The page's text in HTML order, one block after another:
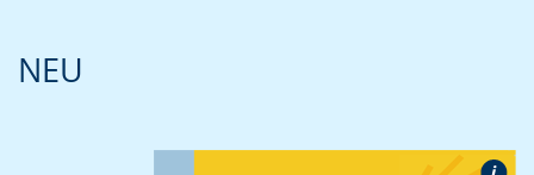
NEU